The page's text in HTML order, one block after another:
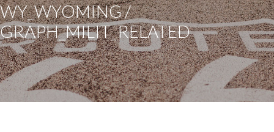
WY_WYOMING /
GRAPH_MILIT_RELATED